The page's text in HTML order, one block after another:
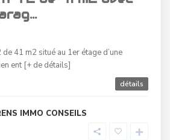
41 m2 situé au 1er étage d’une
ent [+ de détails]
détails
IMMO CONSEILS